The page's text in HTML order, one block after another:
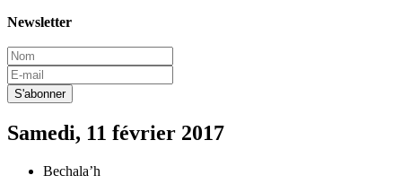
Newsletter
Samedi, 11 février 2017
Bechala’h